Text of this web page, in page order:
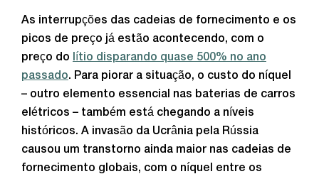
As interrupções das cadeias de fornecimento e os
picos de preço já estão acontecendo, com o
preço do
lítio disparando quase 500% no ano
passado. Para piorar a situação, o custo do níquel
– outro elemento essencial nas baterias de carros
elétricos – também está chegando a níveis
históricos. A invasão da Ucrânia pela Rússia
causou um transtorno ainda maior nas cadeias de
fornecimento globais, com o níquel entre os